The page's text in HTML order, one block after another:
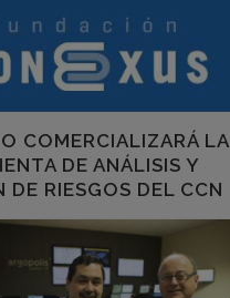
COMERCIALIZARÁ LA
DE ANÁLISIS Y
DE RIESGOS DEL CCN